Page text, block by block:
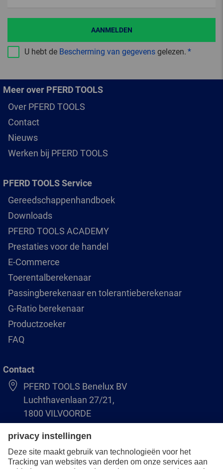
U hebt de Bescherming van gegevens gelezen.
AANMELDEN
Meer over PFERD TOOLS
Over PFERD TOOLS
Contact
Nieuws
Werken bij PFERD TOOLS
PFERD TOOLS Service
Gereedschappenhandboek
Downloads
PFERD TOOLS ACADEMY
Prestaties voor de handel
E-Commerce
Toerentalberekenaar
Passingberekenaar en tolerantieberekenaar
G-Ratio berekenaar
Productzoeker
FAQ
Contact
PFERD TOOLS Benelux BV
Luchthavenlaan 27/21,
1800 VILVOORDE
(BE) +32 (0)2 247 05 90
(NL) +31 (0)76 5937090